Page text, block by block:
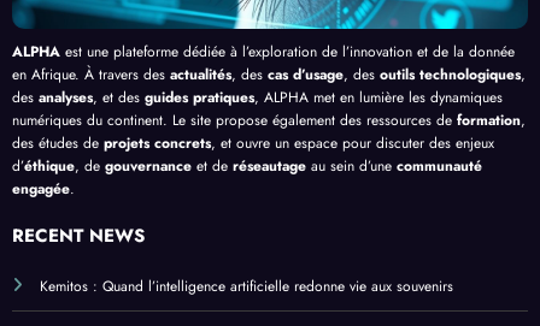
ALPHA est une plateforme dédiée à l’exploration de l’innovation et de la donnée
en Afrique. À travers des actualités, des cas d’usage, des outils technologiques,
des analyses, et des guides pratiques, ALPHA met en lumière les dynamiques
numériques du continent. Le site propose également des ressources de formation,
des études de projets concrets, et ouvre un espace pour discuter des enjeux
d’éthique, de gouvernance et de réseautage au sein d’une communauté
engagée.
RECENT NEWS
Kemitos : Quand l’intelligence artificielle redonne vie aux souvenirs